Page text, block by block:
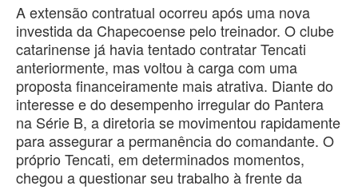
A extensão contratual ocorreu após uma nova
investida da Chapecoense pelo treinador. O clube
catarinense já havia tentado contratar Tencati
anteriormente, mas voltou à carga com uma
proposta financeiramente mais atrativa. Diante do
interesse e do desempenho irregular do Pantera
na Série B, a diretoria se movimentou rapidamente
para assegurar a permanência do comandante. O
próprio Tencati, em determinados momentos,
chegou a questionar seu trabalho à frente da